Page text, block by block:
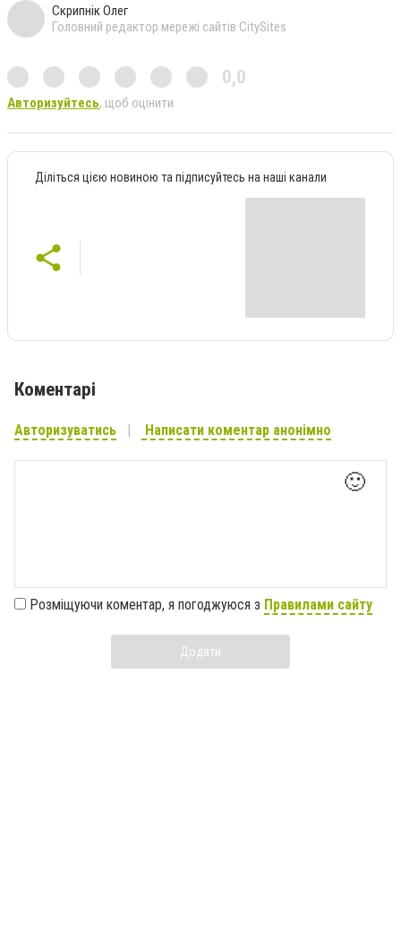
Скрипнік Олег
Головний редактор мережі сайтів CitySites
0,0
Авторизуйтесь, щоб оцінити
Діліться цією новиною та підписуйтесь на наші канали
Коментарі
Авторизуватись Написати коментар анонімно
🙂
Розміщуючи коментар, я погоджуюся з Правилами сайту
Додати